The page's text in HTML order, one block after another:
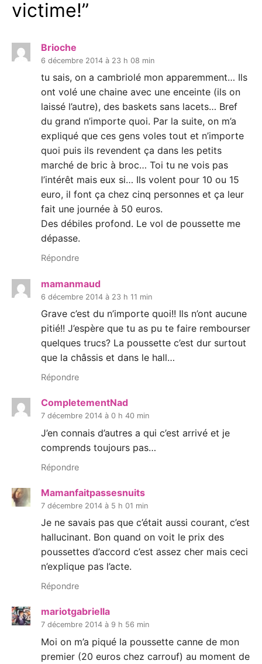
victime!”
Brioche
6 décembre 2014 à 23 h 08 min
tu sais, on a cambriolé mon apparemment… Ils
ont volé une chaine avec une enceinte (ils on
laissé l’autre), des baskets sans lacets… Bref
du grand n’importe quoi. Par la suite, on m’a
expliqué que ces gens voles tout et n’importe
quoi puis ils revendent ça dans les petits
marché de bric à broc… Toi tu ne vois pas
l’intérêt mais eux si… Ils volent pour 10 ou 15
euro, il font ça chez cinq personnes et ça leur
fait une journée à 50 euros.
Des débiles profond. Le vol de poussette me
dépasse.
Répondre
mamanmaud
6 décembre 2014 à 23 h 11 min
Grave c’est du n’importe quoi!! Ils n’ont aucune
pitié!! J’espère que tu as pu te faire rembourser
quelques trucs? La poussette c’est dur surtout
que la châssis et dans le hall…
Répondre
CompletementNad
7 décembre 2014 à 0 h 40 min
J’en connais d’autres a qui c’est arrivé et je
comprends toujours pas…
Répondre
Mamanfaitpassesnuits
7 décembre 2014 à 5 h 01 min
Je ne savais pas que c’était aussi courant, c’est
hallucinant. Bon quand on voit le prix des
poussettes d’accord c’est assez cher mais ceci
n’explique pas l’acte.
Répondre
mariotgabriella
7 décembre 2014 à 9 h 56 min
Moi on m’a piqué la poussette canne de mon
premier (20 euros chez carrouf) au moment de